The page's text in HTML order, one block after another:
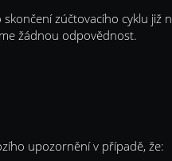
zúčtovacího cyklu
žádnou odpovědnost.
upozornění v případě, že: